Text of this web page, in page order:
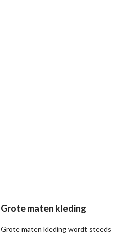
Grote maten kleding
Grote maten kleding wordt steeds